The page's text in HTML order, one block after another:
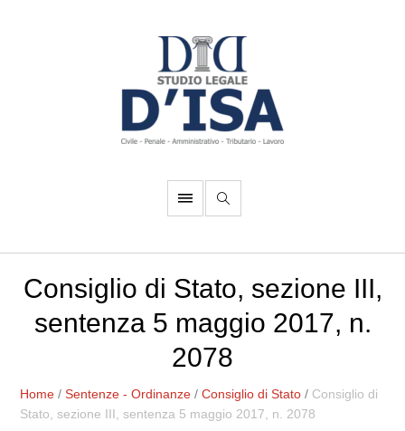
Consiglio di Stato, sezione III,
sentenza 5 maggio 2017, n.
2078
Home /Sentenze - Ordinanze /Consiglio di Stato / Consiglio di
Stato, sezione III, sentenza 5 maggio 2017, n. 2078